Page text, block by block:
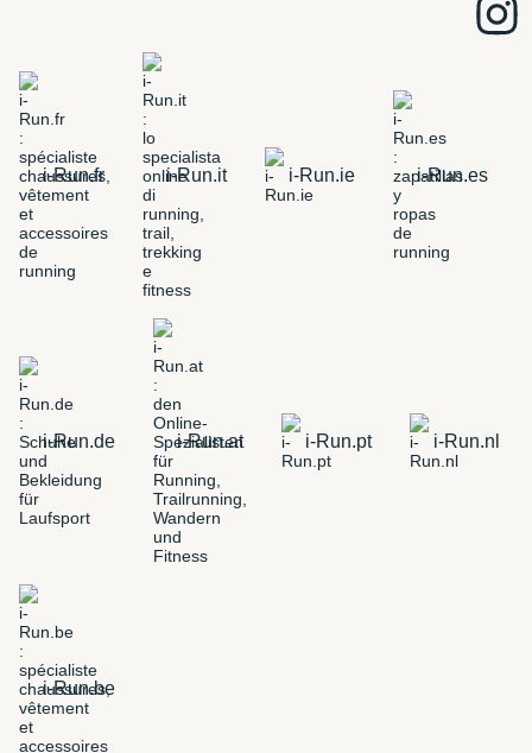
i-Run.fr i-Run.it i-Run.ie i-Run.es
i-Run.de i-Run.at i-Run.pt i-Run.nl
i-Run.be